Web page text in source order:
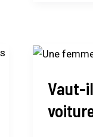
Vaut-
Vaut-
mieux
louer
une